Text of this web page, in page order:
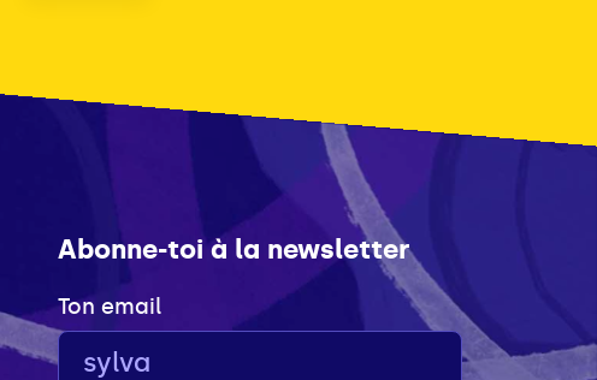
Abonne-toi à la newsletter
Ton email